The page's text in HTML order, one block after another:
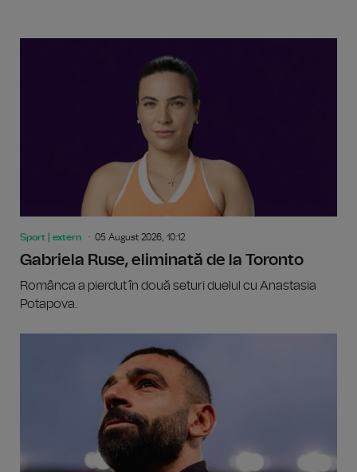
Sport | extern 05 August 2026, 10:12
Gabriela Ruse, eliminată de la Toronto
Românca a pierdut în două seturi duelul cu Anastasia
Potapova.